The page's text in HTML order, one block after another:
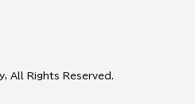
All Rights Reserved.